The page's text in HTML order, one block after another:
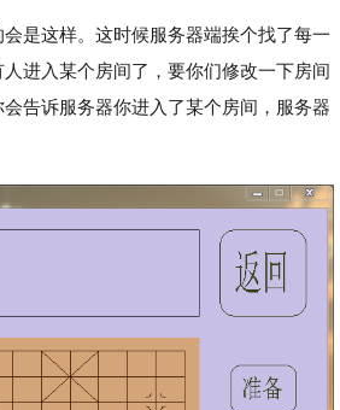
是这样。这时候服务器端挨个找了每一
进入某个房间了，要你们修改一下房间
告诉服务器你进入了某个房间，服务器